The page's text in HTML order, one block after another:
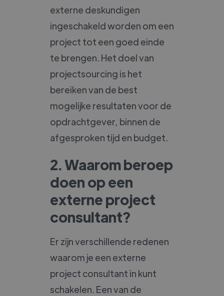
externe deskundigen
ingeschakeld worden om een
project tot een goed einde
te brengen. Het doel van
projectsourcing is het
bereiken van de best
mogelijke resultaten voor de
opdrachtgever, binnen de
afgesproken tijd en budget.
2. Waarom beroep
doen op een
externe project
consultant?
Er zijn verschillende redenen
waarom je een externe
project consultant in kunt
schakelen. Een van de